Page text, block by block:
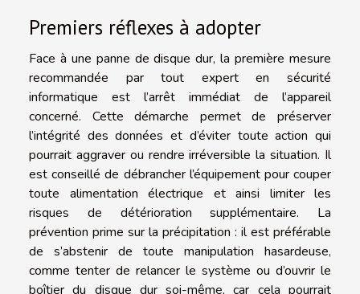
Premiers réflexes à adopter
Face à une panne de disque dur, la première mesure
recommandée par tout expert en sécurité
informatique est l’arrêt immédiat de l’appareil
concerné. Cette démarche permet de préserver
l’intégrité des données et d’éviter toute action qui
pourrait aggraver ou rendre irréversible la situation. Il
est conseillé de débrancher l’équipement pour couper
toute alimentation électrique et ainsi limiter les
risques de détérioration supplémentaire. La
prévention prime sur la précipitation : il est préférable
de s’abstenir de toute manipulation hasardeuse,
comme tenter de relancer le système ou d’ouvrir le
boîtier du disque dur soi-même, car cela pourrait